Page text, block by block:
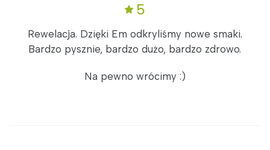
5
Rewelacja. Dzięki Em odkryliśmy nowe smaki.
Bardzo pysznie, bardzo dużo, bardzo zdrowo.
Na pewno wrócimy :)